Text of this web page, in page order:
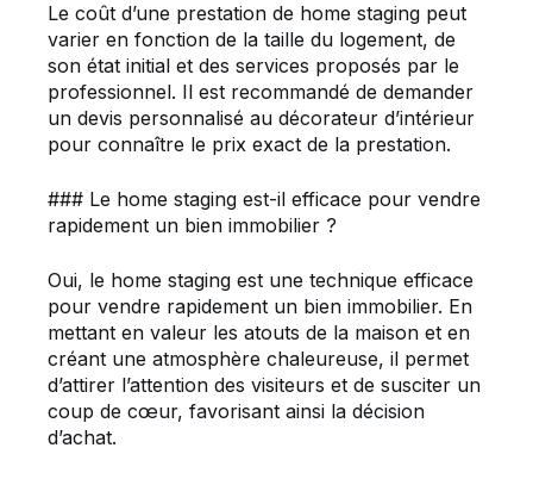
Le coût d’une prestation de home staging peut
varier en fonction de la taille du logement, de
son état initial et des services proposés par le
professionnel. Il est recommandé de demander
un devis personnalisé au décorateur d’intérieur
pour connaître le prix exact de la prestation.
### Le home staging est-il efficace pour vendre
rapidement un bien immobilier ?
Oui, le home staging est une technique efficace
pour vendre rapidement un bien immobilier. En
mettant en valeur les atouts de la maison et en
créant une atmosphère chaleureuse, il permet
d’attirer l’attention des visiteurs et de susciter un
coup de cœur, favorisant ainsi la décision
d’achat.